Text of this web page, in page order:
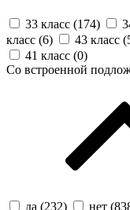
33 класс (174)
класс (6) 43 класс (
41 класс (0)
Со встроенной
да (232) нет (